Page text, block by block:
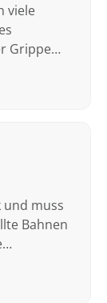
viele
Grippe
und muss
Bahnen